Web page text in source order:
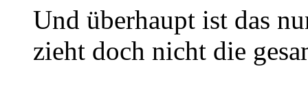
Und überhaupt ist das
zieht doch nicht die